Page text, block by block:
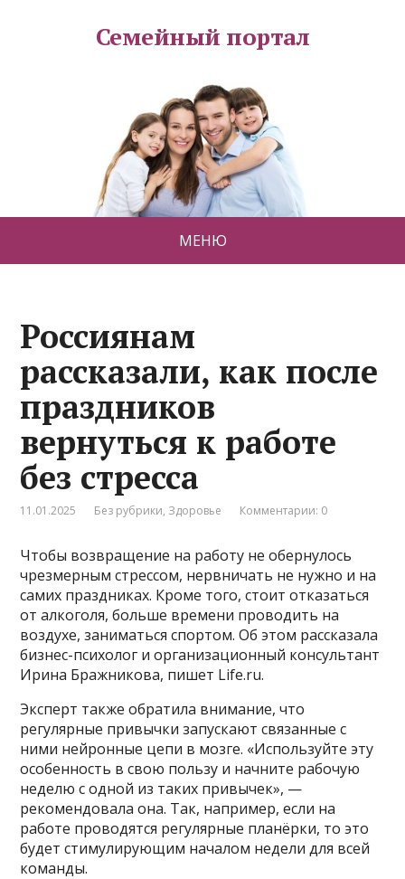
Семейный портал
МЕНЮ
Россиянам
рассказали, как после
праздников
вернуться к работе
без стресса
11.01.2025 Без рубрики, Здоровье Комментарии: 0
Чтобы возвращение на работу не обернулось
чрезмерным стрессом, нервничать не нужно и на
самих праздниках. Кроме того, стоит отказаться
от алкоголя, больше времени проводить на
воздухе, заниматься спортом. Об этом рассказала
бизнес-психолог и организационный консультант
Ирина Бражникова, пишет Life.ru.
Эксперт также обратила внимание, что
регулярные привычки запускают связанные с
ними нейронные цепи в мозге. «Используйте эту
особенность в свою пользу и начните рабочую
неделю с одной из таких привычек», —
рекомендовала она. Так, например, если на
работе проводятся регулярные планёрки, то это
будет стимулирующим началом недели для всей
команды.